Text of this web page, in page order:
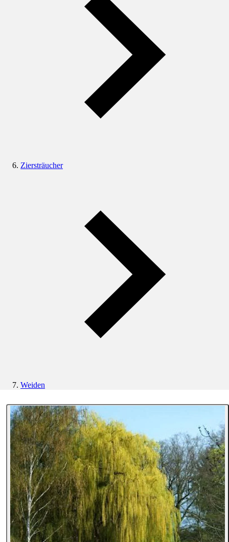
Ziersträucher
Weiden